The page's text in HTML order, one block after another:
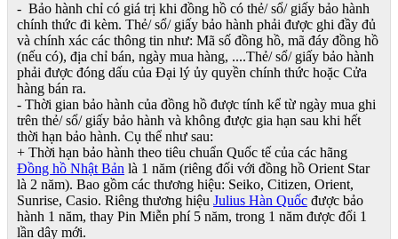
- Bảo hành chỉ có giá trị khi đồng hồ có thẻ/ sổ/ giấy bảo hành
chính thức đi kèm. Thẻ/ sổ/ giấy bảo hành phải được ghi đầy đủ
và chính xác các thông tin như: Mã số đồng hồ, mã đáy đồng hồ
(nếu có), địa chỉ bán, ngày mua hàng, ....Thẻ/ sổ/ giấy bảo hành
phải được đóng dấu của Đại lý ủy quyền chính thức hoặc Cửa
hàng bán ra.
- Thời gian bảo hành của đồng hồ được tính kể từ ngày mua ghi
trên thẻ/ sổ/ giấy bảo hành và không được gia hạn sau khi hết
thời hạn bảo hành. Cụ thể như sau:
+ Thời hạn bảo hành theo tiêu chuẩn Quốc tế của các hãng
Đồng hồ Nhật Bản là 1 năm (riêng đối với đồng hồ Orient Star
là 2 năm). Bao gồm các thương hiệu: Seiko, Citizen, Orient,
Sunrise, Casio. Riêng thương hiệu Julius Hàn Quốc được bảo
hành 1 năm, thay Pin Miễn phí 5 năm, trong 1 năm được đổi 1
lần dây mới.